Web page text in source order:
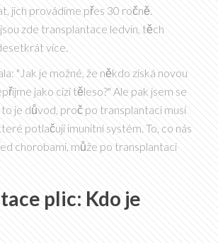
jich provádíme přes 30 ročně.
zde transplantace ledvin, těch
více.
"Jak je možné, že někdo získá novou
jako cizí těleso?" Ale pak jsem se
je důvod, proč po transplantaci musí
potlačují imunitní systém. To, co nás
chorobami, může po transplantaci
plic: Kdo je